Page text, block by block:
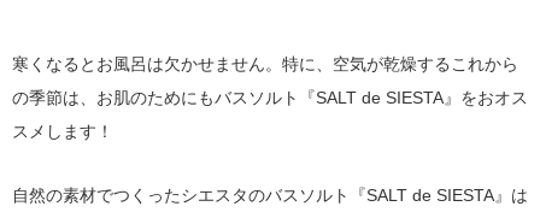
寒くなるとお風呂は欠かせません。特に、空気が乾燥するこれから
の季節は、お肌のためにもバスソルト『SALT de SIESTA』をおオス
スメします！
自然の素材でつくったシエスタのバスソルト『SALT de SIESTA』は